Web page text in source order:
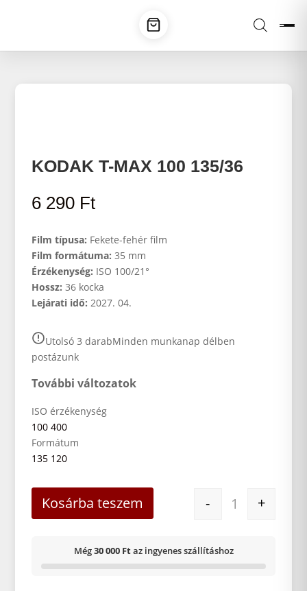
KODAK T-MAX 100 135/36
6 290 Ft
Film típusa: Fekete-fehér film
Film formátuma: 35 mm
Érzékenység: ISO 100/21°
Hossz: 36 kocka
Lejárati idő: 2027. 04.
Utolsó 3 darabMinden munkanap délben
postázunk
További változatok
ISO érzékenység
100 400
Formátum
135 120
- +
Kosárba teszem
Még30 000 Ftaz ingyenes szállításhoz